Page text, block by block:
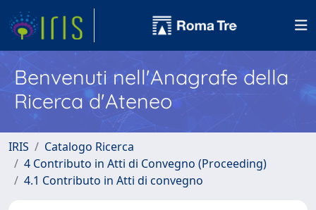
Benvenuti nell'Anagrafe della
Ricerca d'Ateneo
IRIS
Catalogo Ricerca
4 Contributo in Atti di Convegno (Proceeding)
4.1 Contributo in Atti di convegno